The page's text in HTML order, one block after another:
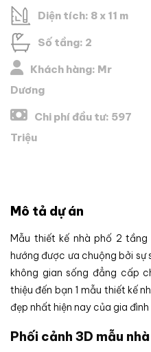
Diện tích: 8 x 11 m
Số tầng: 2
Khách hàng: Mr
Dương
Chi phí đầu tư: 597
Triệu
Mô tả dự án
Mẫu thiết kế nhà phố 2
hướng được ưa chuộng bởi sự
không gian sống đẳng cấp
thiệu đến bạn 1 mẫu thiết kế
đẹp nhất hiện nay của gia
Phối cảnh 3D mẫu